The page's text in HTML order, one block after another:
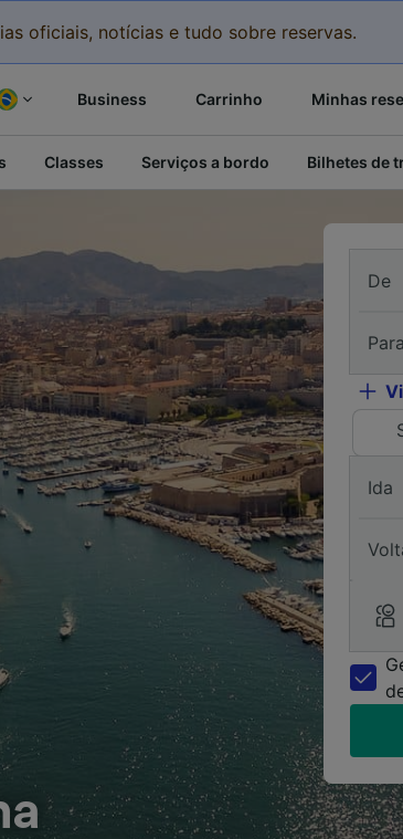
oficiais, notícias e tudo sobre reservas.
Business Carrinho Minhas
Classes Serviços a bordo Bilhetes de
De
Para
Ida